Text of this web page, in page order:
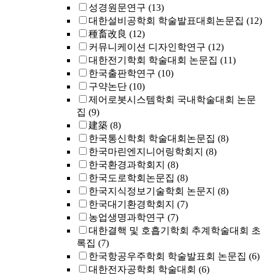
성경원문연구 (13)
대한설비공학회 학술발표대회논문집 (12)
種畜改良 (12)
커뮤니케이션 디자인학연구 (12)
대한전기학회 학술대회 논문집 (11)
한국출판학연구 (10)
구약논단 (10)
제어로봇시스템학회 국내학술대회 논문
집 (9)
建築 (8)
한국통신학회 학술대회논문집 (8)
한국마린엔지니어링학회지 (8)
한국환경과학회지 (8)
한국도로학회논문집 (8)
한국지식정보기술학회 논문지 (8)
한국대기환경학회지 (7)
농업생명과학연구 (7)
대한결핵 및 호흡기학회 추계학술대회 초
록집 (7)
한국항공우주학회 학술발표회 논문집 (6)
대한전자공학회 학술대회 (6)